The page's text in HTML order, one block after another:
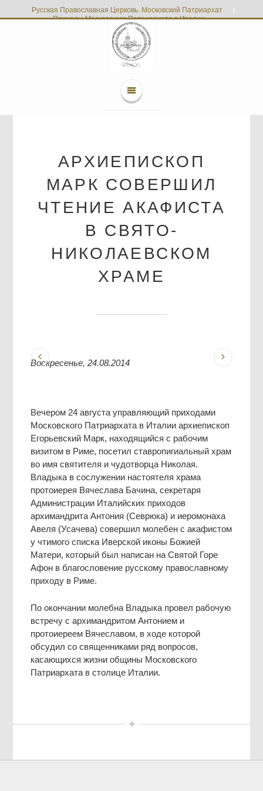
Русская Православная Церковь. Московский Патриархат
Приходы Московского Патриархата в Италии
АРХИЕПИСКОП
МАРК СОВЕРШИЛ
ЧТЕНИЕ АКАФИСТА
В СВЯТО-
НИКОЛАЕВСКОМ
ХРАМЕ
Воскресенье, 24.08.2014
Вечером 24 августа управляющий приходами
Московского Патриархата в Италии архиепископ
Егорьевский Марк, находящийся с рабочим
визитом в Риме, посетил ставропигиальный храм
во имя святителя и чудотворца Николая.
Владыка в сослужении настоятеля храма
протоиерея Вячеслава Бачина, секретаря
Администрации Италийских приходов
архимандрита Антония (Севрюка) и иеромонаха
Авеля (Усачева) совершил молебен с акафистом
у чтимого списка Иверской иконы Божией
Матери, который был написан на Святой Горе
Афон в благословение русскому православному
приходу в Риме.
По окончании молебна Владыка провел рабочую
встречу с архимандритом Антонием и
протоиереем Вячеславом, в ходе которой
обсудил со священниками ряд вопросов,
касающихся жизни общины Московского
Патриархата в столице Италии.